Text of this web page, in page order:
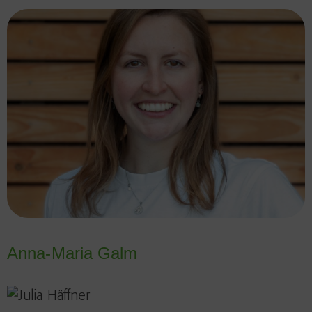
Anna-Maria Galm